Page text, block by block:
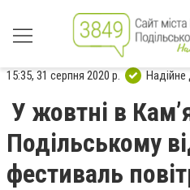
15:35, 31 серпня 2020 р.
У жовтні в
Подільському
фестиваль